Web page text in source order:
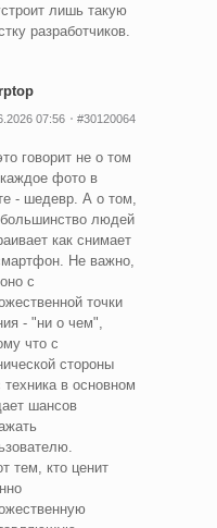
лишь такую
разработчиков.
07:56 #30120064
говорит не о том
фото в
- шедевр. А о том,
людей
как снимает
Не важно,
с
точки
- "ни о чем",
что с
стороны
в основном
шансов
тем, кто ценит